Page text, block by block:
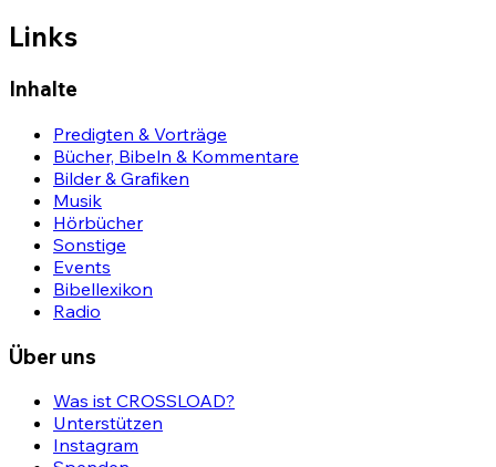
Links
Inhalte
Predigten & Vorträge
Bücher, Bibeln & Kommentare
Bilder & Grafiken
Musik
Hörbücher
Sonstige
Events
Bibellexikon
Radio
Über uns
Was ist CROSSLOAD?
Unterstützen
Instagram